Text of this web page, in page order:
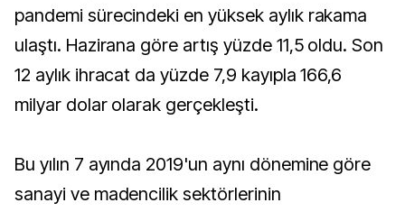
pandemi sürecindeki en yüksek aylık rakama
ulaştı. Hazirana göre artış yüzde 11,5 oldu. Son
12 aylık ihracat da yüzde 7,9 kayıpla 166,6
milyar dolar olarak gerçekleşti.
Bu yılın 7 ayında 2019'un aynı dönemine göre
sanayi ve madencilik sektörlerinin